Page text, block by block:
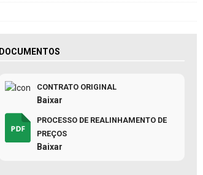
DOCUMENTOS
CONTRATO ORIGINAL
Baixar
PROCESSO DE REALINHAMENTO DE
PREÇOS
Baixar